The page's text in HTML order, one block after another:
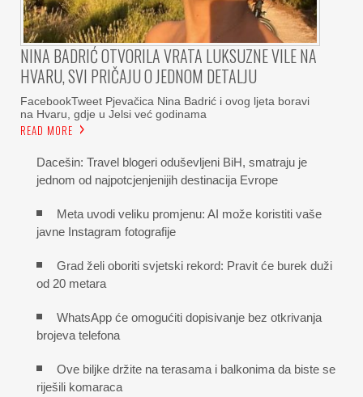
NINA BADRIĆ OTVORILA VRATA LUKSUZNE VILE NA
HVARU, SVI PRIČAJU O JEDNOM DETALJU
FacebookTweet Pjevačica Nina Badrić i ovog ljeta boravi
na Hvaru, gdje u Jelsi već godinama
READ MORE
Dacešin: Travel blogeri oduševljeni BiH, smatraju je
jednom od najpotcjenjenijih destinacija Evrope
Meta uvodi veliku promjenu: AI može koristiti vaše
javne Instagram fotografije
Grad želi oboriti svjetski rekord: Pravit će burek duži
od 20 metara
WhatsApp će omogućiti dopisivanje bez otkrivanja
brojeva telefona
Ove biljke držite na terasama i balkonima da biste se
riješili komaraca